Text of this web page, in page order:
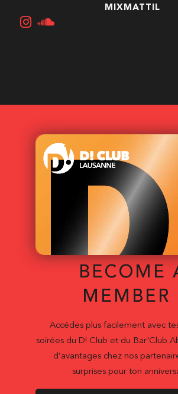
MIXMATTIL
BECOME
MEMBER
Accédes plus facilement avec
soirées du D! Club et du Bar'Club
d’avantages chez nos
surprises pour ton